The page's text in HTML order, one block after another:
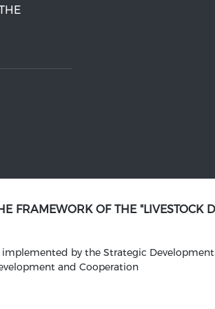
FRAMEWORK OF THE
implemented by the Strategic
and Cooperation